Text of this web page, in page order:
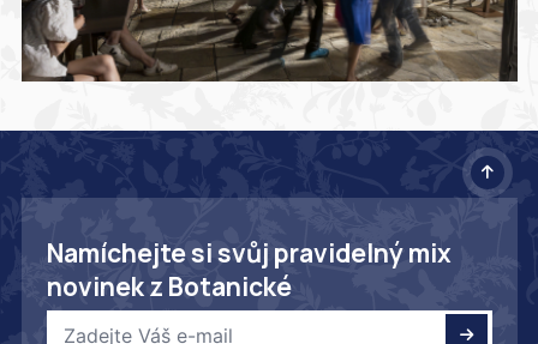
Namíchejte si svůj pravidelný mix
novinek z Botanické